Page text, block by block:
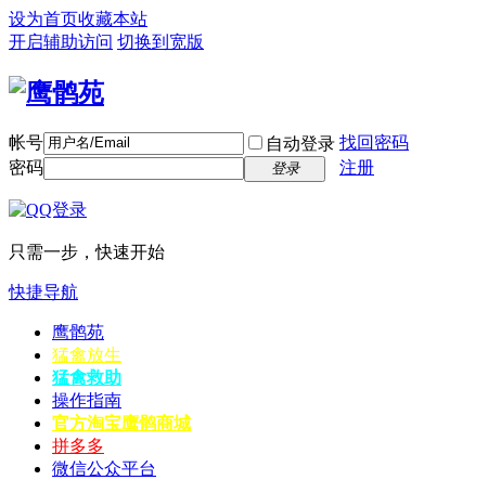
设为首页收藏本站
开启辅助访问 切换到宽版
帐号 自动登录 找回密码
密码
登录 注册
只需一步，快速开始
快捷导航
鹰鹘苑
猛禽放生
猛禽救助
操作指南
官方淘宝鹰鹘商城
拼多多
微信公众平台